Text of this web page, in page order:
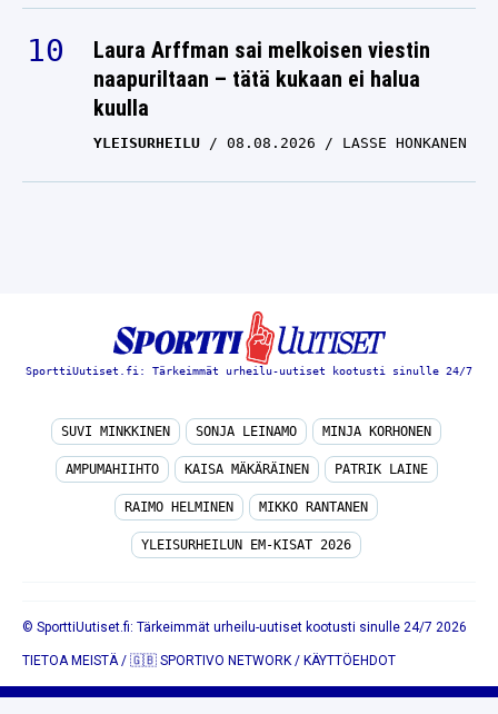
Laura Arffman sai melkoisen viestin
naapuriltaan – tätä kukaan ei halua
kuulla
YLEISURHEILU
SporttiUutiset.fi: Tärkeimmät urheilu-uutiset kootusti sinulle 24/7
AMPUMAHIIHTO KAISA MÄKÄRÄINEN PATRIK LAINE
RAIMO HELMINEN MIKKO RANTANEN
YLEISURHEILUN EM-KISAT 2026
TIETOA MEISTÄ/🇬🇧 SPORTIVO NETWORK/ KÄYTTÖEHDOT